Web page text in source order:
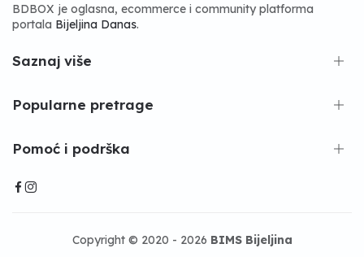
BDBOX je oglasna, ecommerce i community platforma
portala Bijeljina Danas.
Saznaj više
Popularne pretrage
Pomoć i podrška
Copyright © 2020 - 2026 BIMS Bijeljina